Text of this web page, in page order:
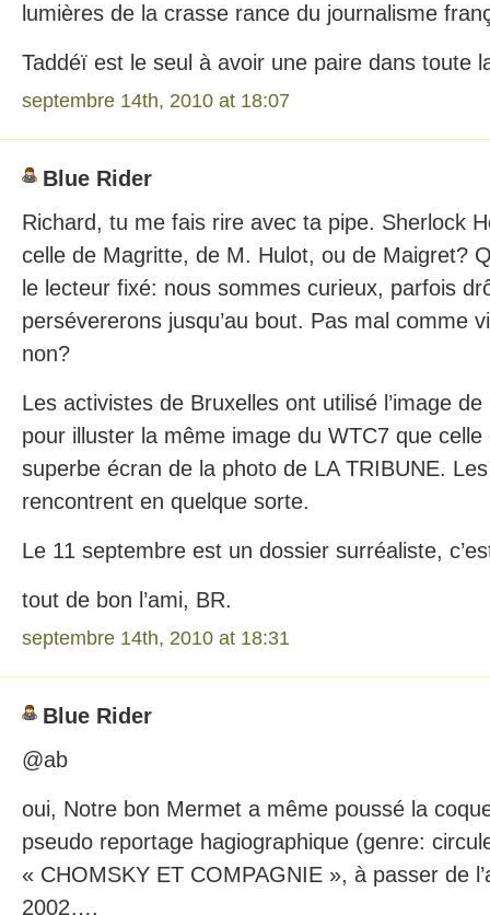
lumières de la crasse rance du journalisme
Taddéï est le seul à avoir une paire dans toute
septembre 14th, 2010 at 18:07
Blue Rider
Richard, tu me fais rire avec ta pipe. Sherlock
celle de Magritte, de M. Hulot, ou de Maigret?
le lecteur fixé: nous sommes curieux, parfois
persévererons jusqu’au bout. Pas mal comme
non?
Les activistes de Bruxelles ont utilisé l’image
pour illuster la même image du WTC7 que
superbe écran de la photo de LA TRIBUNE.
rencontrent en quelque sorte.
Le 11 septembre est un dossier surréaliste,
tout de bon l’ami, BR.
septembre 14th, 2010 at 18:31
Blue Rider
@ab
oui, Notre bon Mermet a même poussé la
pseudo reportage hagiographique (genre:
« CHOMSKY ET COMPAGNIE », à passer de
2002….